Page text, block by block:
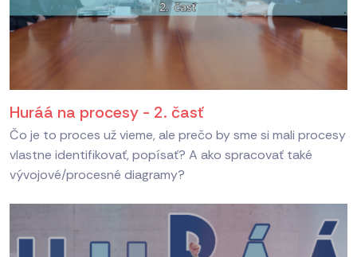
Huráá na procesy - 2. časť
Čo je to proces už vieme, ale prečo by sme si mali procesy
vlastne identifikovať, popísať? A ako spracovať také
vývojové/procesné diagramy?